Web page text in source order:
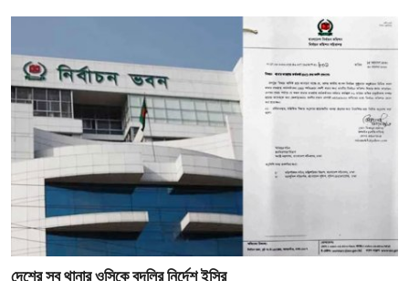
দেশের সব থানার ওসিকে বদলির নির্দেশ ইসির